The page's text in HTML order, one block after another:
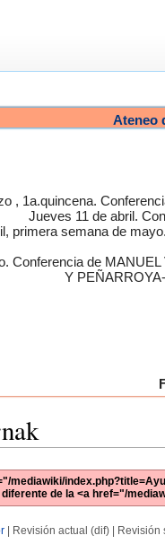
Ateneo
, 1a.quincena.
Jueves 11 de abril.
primera semana de
Conferencia de
Y
mediawiki/
diferente de la <a href="/
| Revisión actual (dif) |